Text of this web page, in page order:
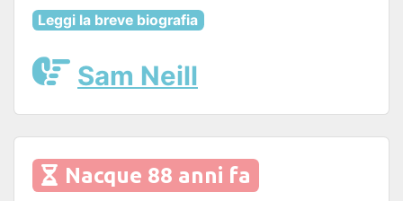
Leggi la breve biografia
Sam Neill
Nacque 88 anni fa